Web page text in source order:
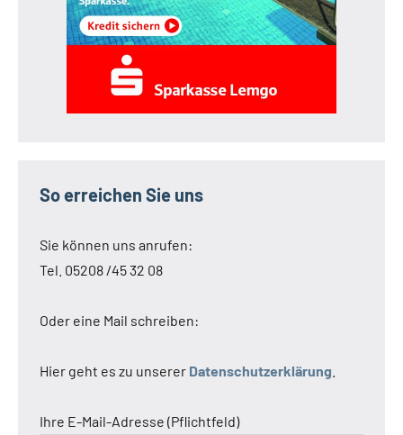
So erreichen Sie uns
Sie können uns anrufen:
Tel. 05208 /45 32 08
Oder eine Mail schreiben:
Hier geht es zu unserer Datenschutzerklärung
Ihre E-Mail-Adresse (Pflichtfeld)